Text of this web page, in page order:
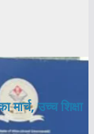
उच्च शिक्षा